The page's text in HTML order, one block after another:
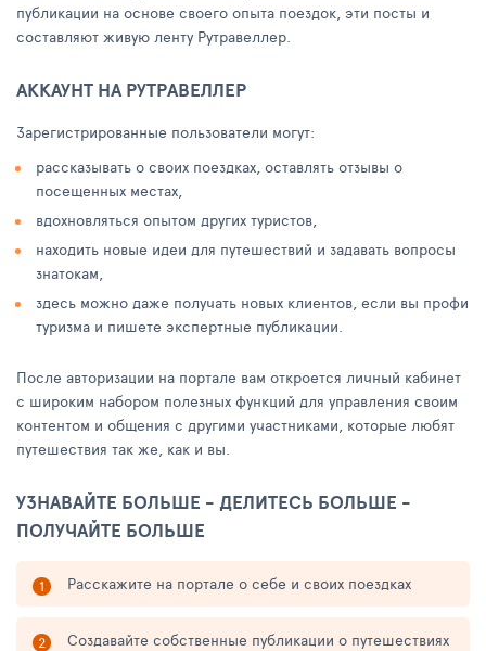
публикации на основе своего опыта поездок, эти посты и
составляют живую ленту Рутравеллер.
АККАУНТ НА РУТРАВЕЛЛЕР
Зарегистрированные пользователи могут:
рассказывать о своих поездках, оставлять отзывы о
посещенных местах,
вдохновляться опытом других туристов,
находить новые идеи для путешествий и задавать вопросы
знатокам,
здесь можно даже получать новых клиентов, если вы профи
туризма и пишете экспертные публикации.
После авторизации на портале вам откроется личный кабинет
с широким набором полезных функций для управления своим
контентом и общения с другими участниками, которые любят
путешествия так же, как и вы.
УЗНАВАЙТЕ БОЛЬШЕ - ДЕЛИТЕСЬ БОЛЬШЕ -
ПОЛУЧАЙТЕ БОЛЬШЕ
Расскажите на портале о себе и своих поездках
Создавайте собственные публикации о путешествиях